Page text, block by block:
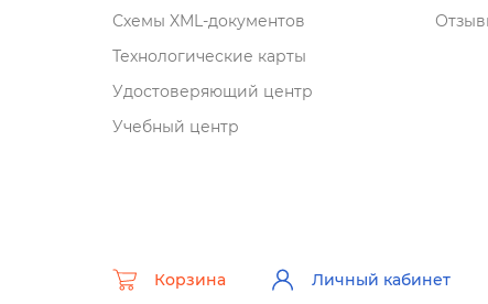
Схемы XML-документо
Технологические карты
Удостоверяющий центр
Учебный центр
Корзина Личный кабинет